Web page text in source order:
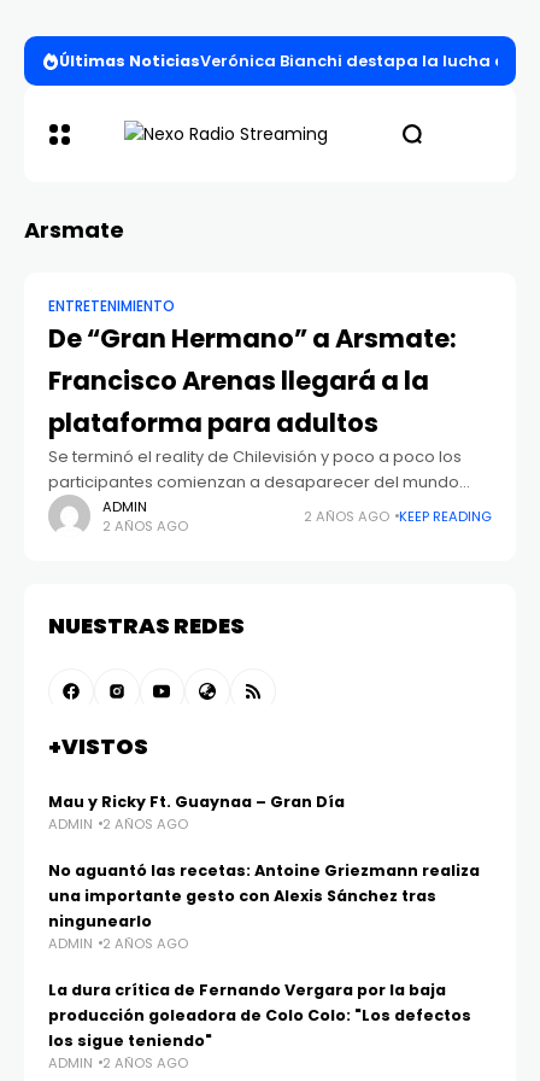
Últimas NoticiasVerónica Bianchi destapa la lucha
Arsmate
ENTRETENIMIENTO
De “Gran Hermano” a Arsmate:
Francisco Arenas llegará a la
plataforma para adultos
Se terminó el reality de Chilevisión y poco a poco los
participantes comienzan a desaparecer del mundo
público. Es por esto que varios de ellos decidieron
buscar nuevas opciones para
ADMIN
2 AÑOS AGO
2 AÑOS AGO KEEP READING
NUESTRAS REDES
+VISTOS
Mau y Ricky Ft. Guaynaa – Gran Día
ADMIN 2 AÑOS AGO
No aguantó las recetas: Antoine Griezmann realiza
una importante gesto con Alexis Sánchez tras
ningunearlo
ADMIN 2 AÑOS AGO
La dura crítica de Fernando Vergara por la baja
producción goleadora de Colo Colo: "Los defectos
los sigue teniendo"
ADMIN 2 AÑOS AGO